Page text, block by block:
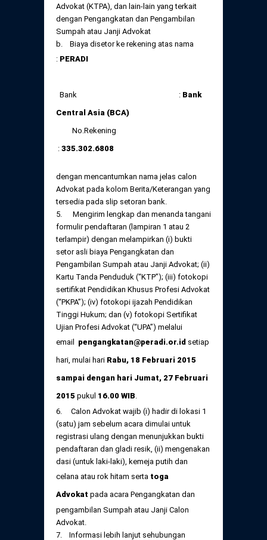
Advokat (KTPA), dan lain-lain yang terkait
dengan Pengangkatan dan Pengambilan
Sumpah atau Janji Advokat
b. Biaya disetor ke rekening atas nama
: PERADI
Bank : Bank
Central Asia (BCA)
No.Rekening
: 335.302.6808
dengan mencantumkan nama jelas calon
Advokat pada kolom Berita/Keterangan yang
tersedia pada slip setoran bank.
5. Mengirim lengkap dan menanda tangani
formulir pendaftaran (lampiran 1 atau 2
terlampir) dengan melampirkan (i) bukti
setor asli biaya Pengangkatan dan
Pengambilan Sumpah atau Janji Advokat; (ii)
Kartu Tanda Penduduk (“KTP”); (iii) fotokopi
sertifikat Pendidikan Khusus Profesi Advokat
(“PKPA”); (iv) fotokopi ijazah Pendidikan
Tinggi Hukum; dan (v) fotokopi Sertifikat
Ujian Profesi Advokat (“UPA”) melalui
email pengangkatan@peradi.or.id setiap
hari, mulai hari Rabu, 18 Februari 2015
sampai dengan hari Jumat, 27 Februari
2015 pukul 16.00 WIB
6. Calon Advokat wajib (i) hadir di lokasi 1
(satu) jam sebelum acara dimulai untuk
registrasi ulang dengan menunjukkan bukti
pendaftaran dan gladi resik, (ii) mengenakan
dasi (untuk laki-laki), kemeja putih dan
celana atau rok hitam serta toga
Advokat pada acara Pengangkatan dan
pengambilan Sumpah atau Janji Calon
Advokat.
7. Informasi lebih lanjut sehubungan